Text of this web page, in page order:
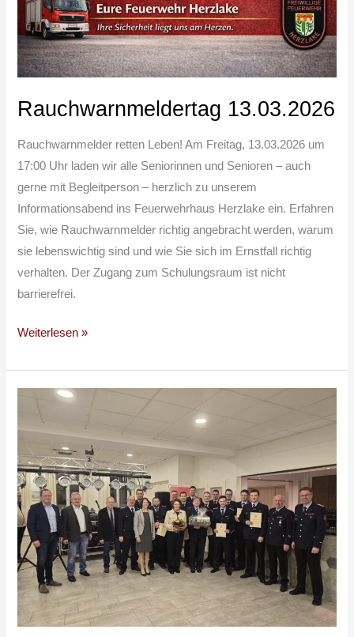
Rauchwarnmeldertag 13.03.2026
Rauchwarnmelder retten Leben! Am Freitag, 13.03.2026 um
17:00 Uhr laden wir alle Seniorinnen und Senioren – auch
gerne mit Begleitperson – herzlich zu unserem
Informationsabend ins Feuerwehrhaus Herzlake ein. Erfahren
Sie, wie Rauchwarnmelder richtig angebracht werden, warum
sie lebenswichtig sind und wie Sie sich im Ernstfall richtig
verhalten. Der Zugang zum Schulungsraum ist nicht
barrierefrei.
Weiterlesen »
Feuerwehrfest
2026
Herzlake
–
Ehrungen,
Beförderungen
und
Rückblick
auf
das